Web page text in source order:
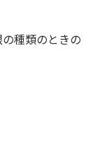
種類のときの